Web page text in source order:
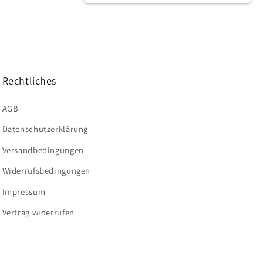
Rechtliches
AGB
Datenschutzerklärung
Versandbedingungen
Widerrufsbedingungen
Impressum
Vertrag widerrufen